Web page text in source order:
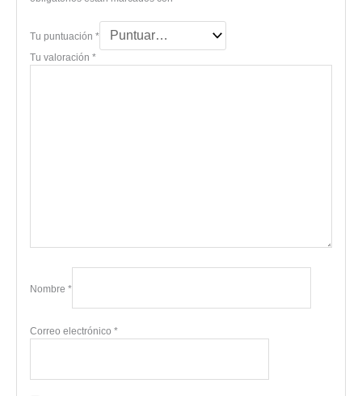
Tu puntuación *
Tu valoración *
Nombre *
Correo electrónico *